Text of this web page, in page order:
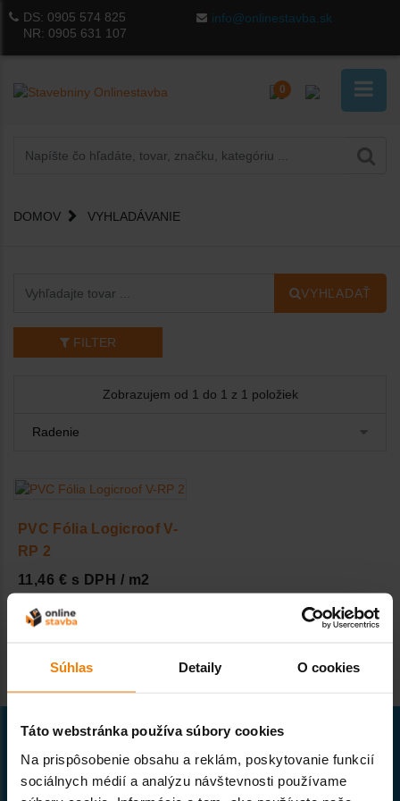
Súhlas Detaily O cookies
Táto webstránka používa súbory cookies
Na prispôsobenie obsahu a reklám, poskytovanie funkcií
sociálnych médií a analýzu návštevnosti používame
DS: 0905 574 825
NR: 0905 631 107
info@onlinestavba.sk
0
DOMOV VYHLADÁVANIE
VYHĽADAŤ
FILTER
Zobrazujem od 1 do 1 z 1 položiek
PVC Fólia Logicroof V-
RP 2
11,46 € s DPH / m2
Naša spoločnosť patrí k prvým